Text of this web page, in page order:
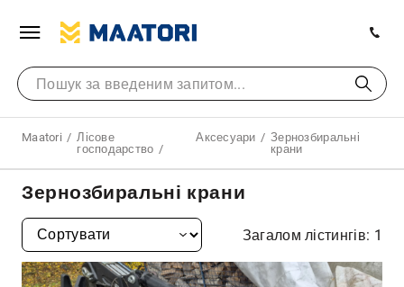
Maatori
Лісове
господарство
Аксесуари
Зернозбиральні
крани
Зернозбиральні крани
Загалом лістингів: 1